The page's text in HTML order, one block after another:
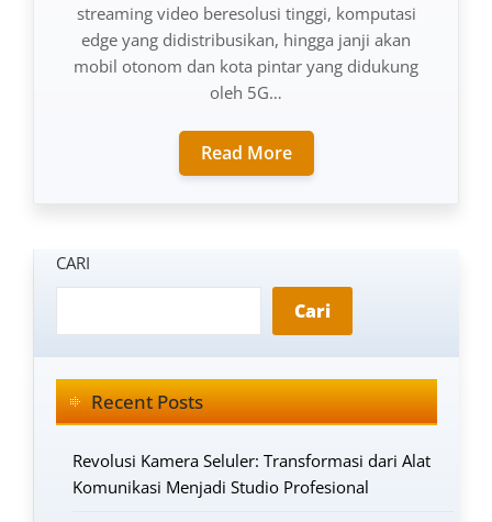
streaming video beresolusi tinggi, komputasi
edge yang didistribusikan, hingga janji akan
mobil otonom dan kota pintar yang didukung
oleh 5G…
Read More
CARI
Cari
Recent Posts
Revolusi Kamera Seluler: Transformasi dari Alat
Komunikasi Menjadi Studio Profesional